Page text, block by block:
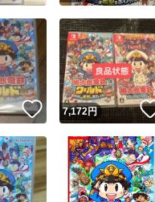
めた一定の基準を満たした
者 Yahoo!フリマの基準
このユーザーは
この商品の情報
の無断転載は禁止されてい
1商品につき1回です
いいね！
7,172円